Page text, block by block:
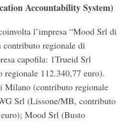
Accountability System)
l’impresa “Mood Srl di
regionale di
capofila: 1Trueid Srl
112.340,77 euro).
Milano (contributo regionale
Srl (Lissone/MB, contributo
Mood Srl (Busto